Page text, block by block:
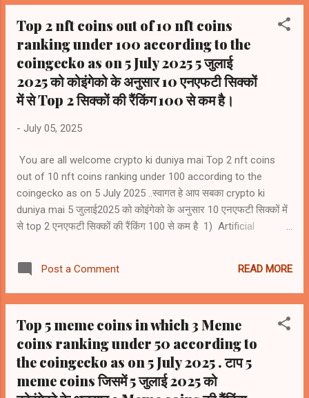
Top 2 nft coins out of 10 nft coins
ranking under 100 according to the
coingecko as on 5 July 2025 5 जुलाई
2025 को कोइंगेको के अनुसार 10 एनएफटी सिक्कों
में से Top 2 सिक्कों की रैंकिंग 100 से कम है।
- July 05, 2025
You are all welcome crypto ki duniya mai Top 2 nft coins
out of 10 nft coins ranking under 100 according to the
coingecko as on 5 July 2025 ..स्वागत हे आप सबका crypto ki
duniya mai 5 जुलाई2025 को कोइंगेको के अनुसार 10 एनएफटी सिक्कों में
से top 2 एनएफटी सिक्कों की रैंकिंग 100 से कम है 1) Artificial
#rank63 3) Immutable (IMX) #rank113 4) Floki (FLOKI)
#rank119 5) Gala (GALA) #rank130 6) Ethereum Name
Service (ENS) #rank132 7) The Sandbox (SAND) #rank136 8)
#rank158 10) Apecoin (APE) #rank162
Post a Comment READ MORE
Top 5 meme coins in which 3 Meme
coins ranking under 50 according to
the coingecko as on 5 July 2025 . टाप 5
meme coins जिसमें 5 जुलाई 2025 को